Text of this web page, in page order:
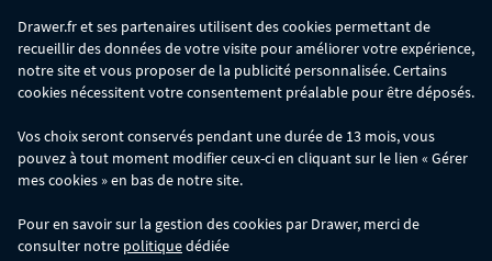
Gérer mes cookies
commande :
- 30€ sur votre commande dès 300€ d'achat, avec le code BIKINI30
- 50€ sur votre commande dès 500€ d'achat, avec le code BIKINI50
Les codes BIKINI30, BIKINI50 et BIKINI100 ne sont valables que sur
www.drawer.fr; ils ne sont pas cumulables entre eux, ni avec d'autres codes
Drawer.fr et ses partenaires utilisent des cookies permettant de
recueillir des données de votre visite pour améliorer votre expérience,
notre site et vous proposer de la publicité personnalisée. Certains
cookies nécessitent votre consentement préalable pour être déposés.
Vos choix seront conservés pendant une durée de 13 mois, vous
pouvez à tout moment modifier ceux-ci en cliquant sur le lien « Gérer
mes cookies » en bas de notre site.
Pour en savoir sur la gestion des cookies par Drawer, merci de
consulter notre politiquedédiée